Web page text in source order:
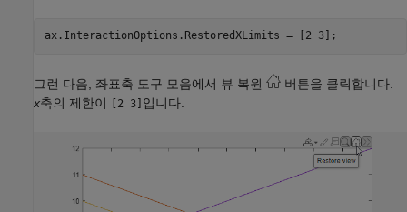
그런 다음, 좌표축 도구 모음에서 뷰 복원
버튼을 클릭합니다.
x축의 제한이 [2 3] 입니다.